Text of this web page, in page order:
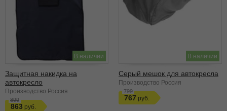
В наличии
Защитная накидка на
автокресло
Производство Россия
899
863
В наличии
Серый мешок для автокресла
Производство Россия
799
767